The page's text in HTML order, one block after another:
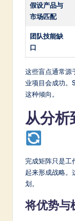
假设产品与
市场匹配
团队技能缺
口
这些盲点通常源
业项目会成功。
这种倾向。
从分析
完成矩阵只是工
起来形成战略。
划。
将优势与